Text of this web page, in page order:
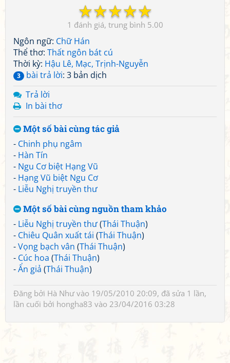
☆
☆
☆
☆
☆
1 5.00
Ngôn ngữ: Chữ Hán
Thể thơ: Thất ngôn bát cú
Thời kỳ: Hậu Lê, Mạc, Trịnh-Nguyễn
3 bài trả lời: 3 bản dịch
Trả lời
In bài thơ
Một số bài cùng tác giả
- Chinh phụ ngâm
- Hàn Tín
- Ngu Cơ biệt Hạng Vũ
- Hạng Vũ biệt Ngu Cơ
- Liễu Nghị truyền thư
Một số bài cùng nguồn tham khảo
- Liễu Nghị truyền thư(Thái Thuận)
- Chiêu Quân xuất tái (Thái Thuận)
-Vọng bạch vân (Thái Thuận)
- Cúc hoa (Thái Thuận)
-Ẩn giả (Thái Thuận)
Đăng bởi Hà Nhưvào 19/05/2010 20:09, đã sửa 1 lần,
lần cuối bởi hongha83 vào 23/04/2016 03:28